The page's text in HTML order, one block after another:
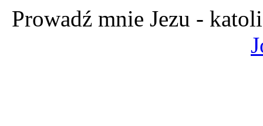
Prowadź mnie Jezu -